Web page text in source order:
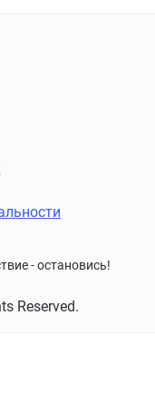
- остановись!
Reserved.